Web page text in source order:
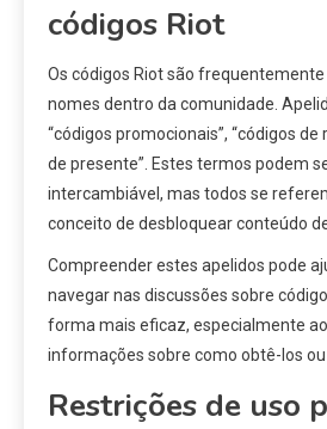
códigos Riot
Os códigos Riot são
nomes dentro da comunidade.
“códigos promocionais”, “códigos de
de presente”. Estes termos podem
intercambiável, mas todos se
conceito de desbloquear conteúdo
Compreender estes apelidos pode
navegar nas discussões sobre
forma mais eficaz, especialmente
informações sobre como obtê-los ou
Restrições de uso